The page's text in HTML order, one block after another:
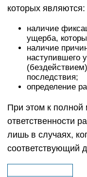
которых являются:
наличие
ущерба,
наличие
наступившего
последствия;
определение
При этом к полной
ответственности
лишь в случаях,
соответствующий